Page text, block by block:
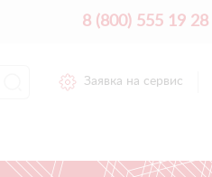
8 (800) 555 19 28
Заявка на сервис